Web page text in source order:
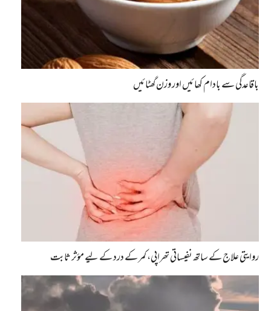
باقاعدگی سے بادام کھائیں اور وزن گھٹائیں
روایتی علاج کے ساتھ نفیساتی تھراپی، کمر کے درد کے لیے مؤثر ثابت